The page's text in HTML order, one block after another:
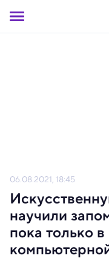
06.08.2021, 18:45
научили
пока только